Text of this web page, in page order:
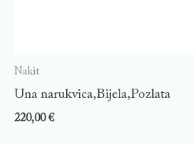
Nakit
Una narukvica,Bijela,Pozlata
220,00€